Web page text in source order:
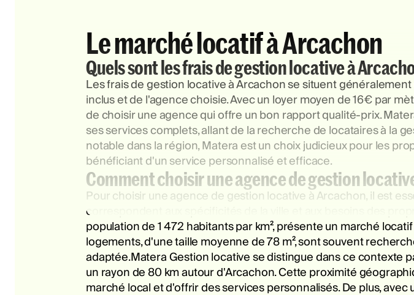
Le marché locatif à Arcachon
Quels sont les frais de gestion locative à
Les frais de gestion locative à Arcachon se situent
inclus et de l'agence choisie. Avec un loyer moyen de 16€ par
de choisir une agence qui offre un bon rapport qualité-prix.
ses services complets, allant de la recherche de locataires à la
notable dans la région, Matera est un choix judicieux pour les
bénéficiant d'un service personnalisé et efficace.
Comment choisir une agence de gestion
Pour choisir une agence de gestion locative à Arcachon, il est
correspondent aux spécificités de la ville et aux besoins des
population de 1 472 habitants par km², présente un marché
logements, d'une taille moyenne de 78 m², sont souvent
adaptée.Matera Gestion locative se distingue dans ce contexte
un rayon de 80 km autour d'Arcachon. Cette proximité
marché local et d'offrir des services personnalisés. De plus,